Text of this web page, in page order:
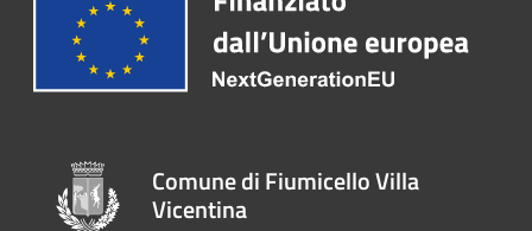
Comune di Fiumicello Villa
Vicentina